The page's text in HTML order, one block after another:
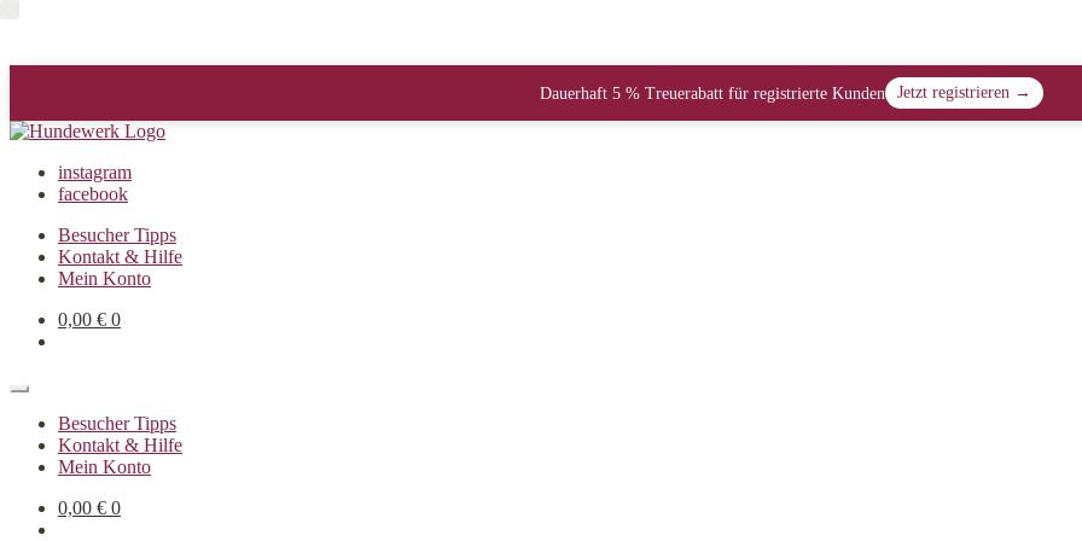
Dauerhaft 5 % Treuerabatt für registrierte Kunden Jetzt registrieren →
instagram
facebook
Besucher Tipps
Kontakt & Hilfe
Mein Konto
0,00 € 0
Besucher Tipps
Kontakt & Hilfe
Mein Konto
0,00 € 0